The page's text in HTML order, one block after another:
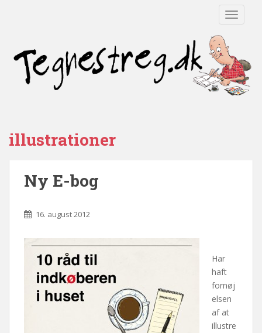
illustrationer
Ny E-bog
16. august 2012
Har
haft
fornøj
elsen
af at
illustre